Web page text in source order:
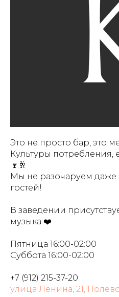
Это не просто бар, это
Культуры
🍷🥂
Мы не разочаруем даже
гостей!
В заведении
музыка ❤️
Пятница 16:00-02:00
Суббота 16:00-02:00
+7 (912) 215-37-20
улица Ленина, 21,